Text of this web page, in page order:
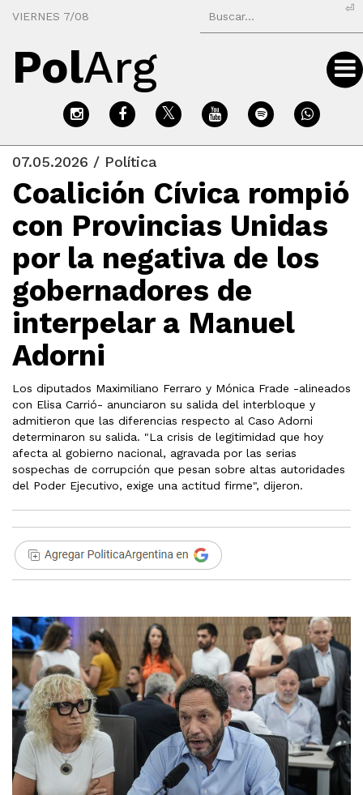
VIERNES 7/08
⏎
PolArg
07.05.2026 / Política
Coalición Cívica rompió
con Provincias Unidas
por la negativa de los
gobernadores de
interpelar a Manuel
Adorni
Los diputados Maximiliano Ferraro y Mónica Frade -alineados
con Elisa Carrió- anunciaron su salida del interbloque y
admitieron que las diferencias respecto al Caso Adorni
determinaron su salida. "La crisis de legitimidad que hoy
afecta al gobierno nacional, agravada por las serias
sospechas de corrupción que pesan sobre altas autoridades
del Poder Ejecutivo, exige una actitud firme", dijeron.